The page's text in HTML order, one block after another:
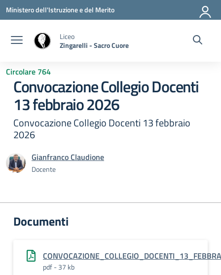
Vai ai contenuti
Vai al menu di navigazione
Vai al footer
Ministero dell'Istruzione e del Merito
Liceo
Zingarelli - Sacro Cuore
Circolare 764
Convocazione Collegio Docenti
13 febbraio 2026
Convocazione Collegio Docenti 13 febbraio
2026
Gianfranco Claudione
Docente
Documenti
pdf - 37 kb